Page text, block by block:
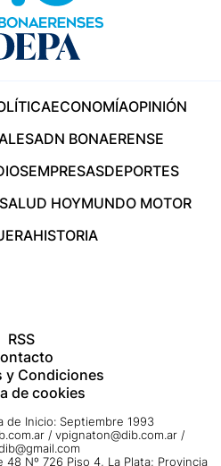
ECONOMÍAOPINIÓN
ADN BONAERENSE
EMPRESASDEPORTES
HOYMUNDO MOTOR
HISTORIA
RSS
y Condiciones
de cookies
de Inicio: Septiembre 1993
/ vpignaton@dib.com.ar /
Nº 726 Piso 4, La Plata; Provincia